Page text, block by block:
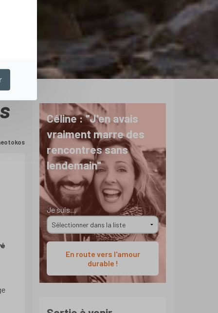
Céline : "J'en avais
vraiment marre des
rencontres sans
lendemain"
Je suis...
En route vers l'amour
durable !